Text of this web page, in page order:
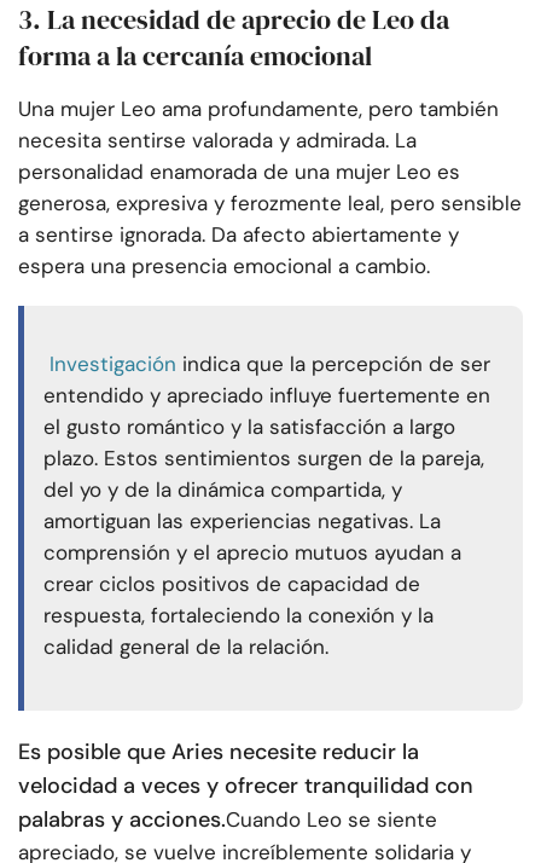
3. La necesidad de aprecio de Leo da
forma a la cercanía emocional
Una mujer Leo ama profundamente, pero también
necesita sentirse valorada y admirada. La
personalidad enamorada de una mujer Leo es
generosa, expresiva y ferozmente leal, pero sensible
a sentirse ignorada. Da afecto abiertamente y
espera una presencia emocional a cambio.
Investigación indica que la percepción de ser
entendido y apreciado influye fuertemente en
el gusto romántico y la satisfacción a largo
plazo. Estos sentimientos surgen de la pareja,
del yo y de la dinámica compartida, y
amortiguan las experiencias negativas. La
comprensión y el aprecio mutuos ayudan a
crear ciclos positivos de capacidad de
respuesta, fortaleciendo la conexión y la
calidad general de la relación.
Es posible que Aries necesite reducir la
velocidad a veces y ofrecer tranquilidad con
palabras y acciones.Cuando Leo se siente
apreciado, se vuelve increíblemente solidaria y